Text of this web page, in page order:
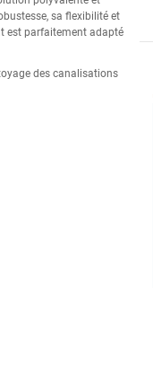
sa flexibilité et
est parfaitement adapté
des canalisations